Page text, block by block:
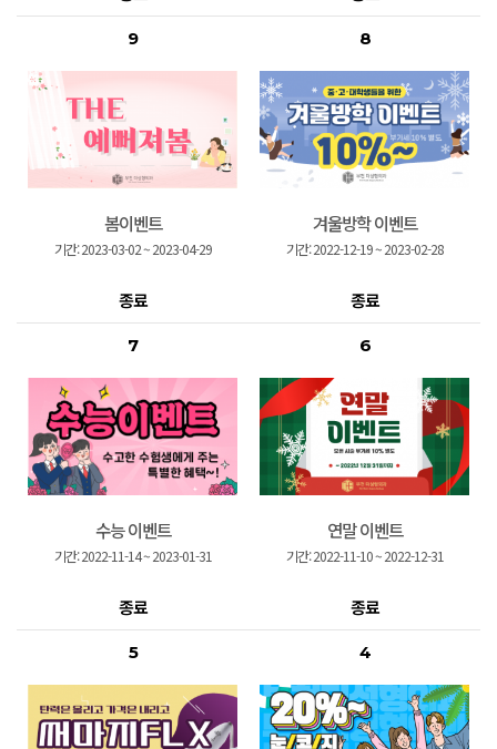
9
봄이벤트
기간:2023-03-02~2023-04-29
종료
8
겨울방학 이벤트
기간:2022-12-19~2023-02-28
종료
7
수능 이벤트
기간:2022-11-14~2023-01-31
종료
6
연말 이벤트
기간:2022-11-10~2022-12-31
종료
5 4